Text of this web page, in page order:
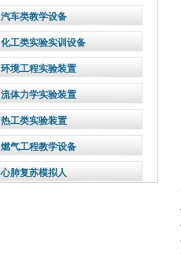
汽车类教学设备
化工类实验实训设备
环境工程实验装置
流体力学实验装置
热工类实验装置
燃气工程教学设备
心肺复苏模拟人